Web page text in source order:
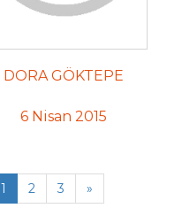
DORA GÖKTEPE
6 Nisan 2015
1 2 3 »